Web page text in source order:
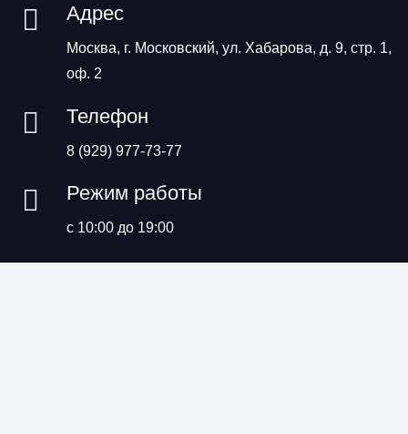
Адрес
Москва, г. Московский, ул. Хабарова, д. 9, стр. 1,
оф. 2
Телефон
8 (929) 977-73-77
Режим работы
с 10:00 до 19:00